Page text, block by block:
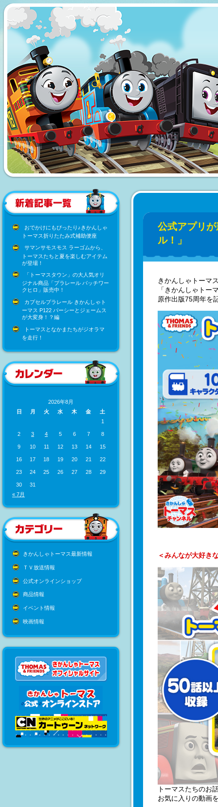
おでかけにもぴったり♪きかんしゃ
トーマス折りたたみ式補助便座
サマンサモスモス ラーゴムから、
トーマスたちと夏を楽しむアイテム
が登場！
「トーマスタウン」の大人気オリ
ジナル商品「プラレール パッチワー
クヒロ」販売中！
カプセルプラレール きかんしゃト
ーマス P122 パーシーとジェームス
が大変身！？編
トーマスとなかまたちがジオラマ
を走行！
2026年8月
日
月 火 水 木 金
土
1
2 3 4 5 6 7 8
9 10 11 12 13 14 15
16 17 18 19 20 21 22
23 24 25 26 27 28 29
30
31
« 7月
きかんしゃトーマス最新情報
ＴＶ放送情報
公式オンラインショップ
商品情報
イベント情報
映画情報
公式アプリ
ル！」
きかんしゃトーマ
「きかんしゃトー
原作出版75周年を
＜みんなが大好き
トーマスたちのお
お気に入りの動画